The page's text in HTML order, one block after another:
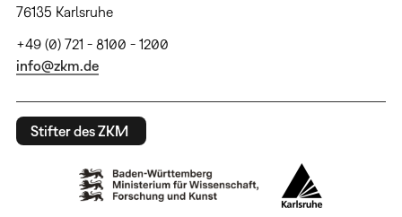
76135 Karlsruhe
+49 (0) 721 - 8100 - 1200
info@zkm.de
Stifter des ZKM